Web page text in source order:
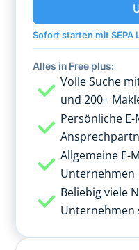
Sofort starten mit SEPA
Alles in Free plus:
Volle Suche
und 200+
Persönliche
Allgemeine E-
Unternehmen
Beliebig viele
Unternehmen